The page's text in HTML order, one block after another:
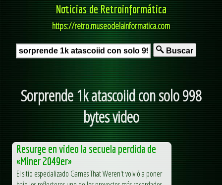
Noticias de Retroinformática
https://retro.museodelainformatica.com
Buscar
Sorprende 1k atascoiid con solo 998
bytes video
Resurge en video la secuela perdida de
«Miner 2049er»
El sitio especializado Games That Weren't volvió a poner